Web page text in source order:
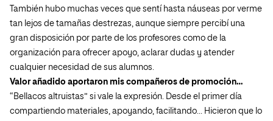
También hubo muchas veces que sentí hasta náuseas por verme
tan lejos de tamañas destrezas, aunque siempre percibí una
gran disposición por parte de los profesores como de la
organización para ofrecer apoyo, aclarar dudas y atender
cualquier necesidad de sus alumnos.
Valor añadido aportaron mis compañeros de promoción…
“Bellacos altruistas” si vale la expresión. Desde el primer día
compartiendo materiales, apoyando, facilitando… Hicieron que lo